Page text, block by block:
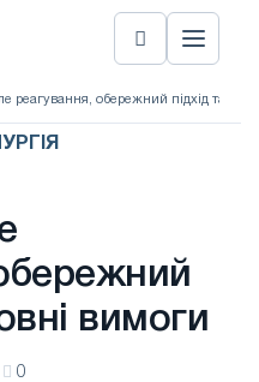
реагування, обережний підхід та
вимоги
0